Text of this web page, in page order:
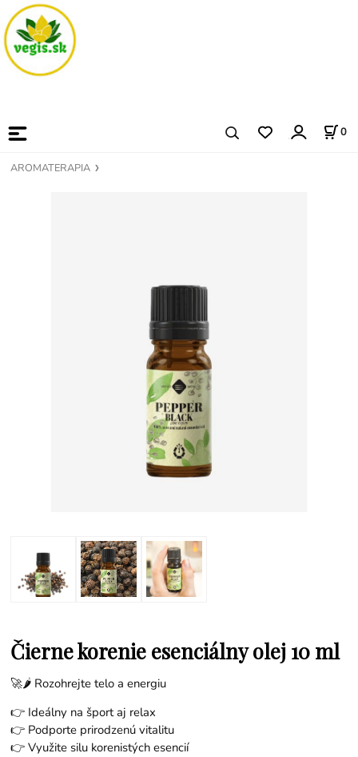
0
AROMATERAPIA
Čierne korenie esenciálny olej 10 ml
🚀🌶️ Rozohrejte telo a energiu
👉 Ideálny na šport aj relax
👉 Podporte prirodzenú vitalitu
👉 Využite silu korenistých esencií